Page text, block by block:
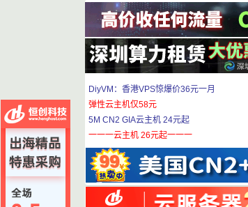
DiyVM：香港VPS惊爆价36元一月
弹性云主机仅58元
5M CN2 GIA云主机 24元起
一一一云主机 26元起一一一